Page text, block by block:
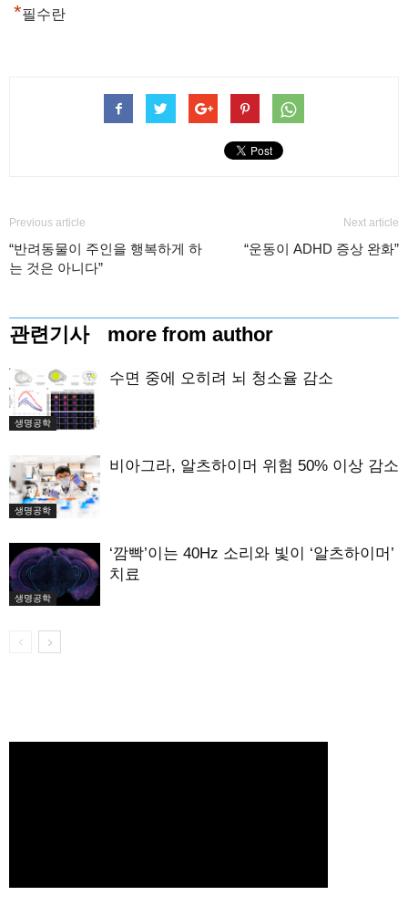
*필수란
Previous article
“반려동물이 주인을 행복하게 하
는 것은 아니다”
Next article
“운동이 ADHD 증상 완화”
관련기사 more from author
생명공학
수면 중에 오히려 뇌 청소율 감소
생명공학
비아그라, 알츠하이머 위험 50% 이상 감소
생명공학
‘깜빡’이는 40Hz 소리와 빛이 ‘알츠하이머’
치료